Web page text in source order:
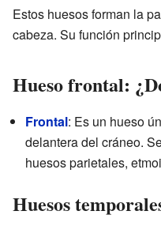
Estos huesos forman la
cabeza. Su función
Hueso frontal:
Frontal: Es un hueso
delantera del cráneo.
huesos parietales,
Huesos